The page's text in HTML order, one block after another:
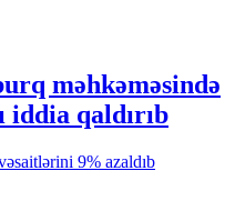
məhkəməsində
iddia qaldırıb